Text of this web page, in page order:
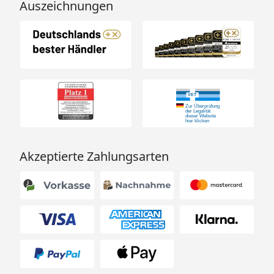
Auszeichnungen
Akzeptierte Zahlungsarten